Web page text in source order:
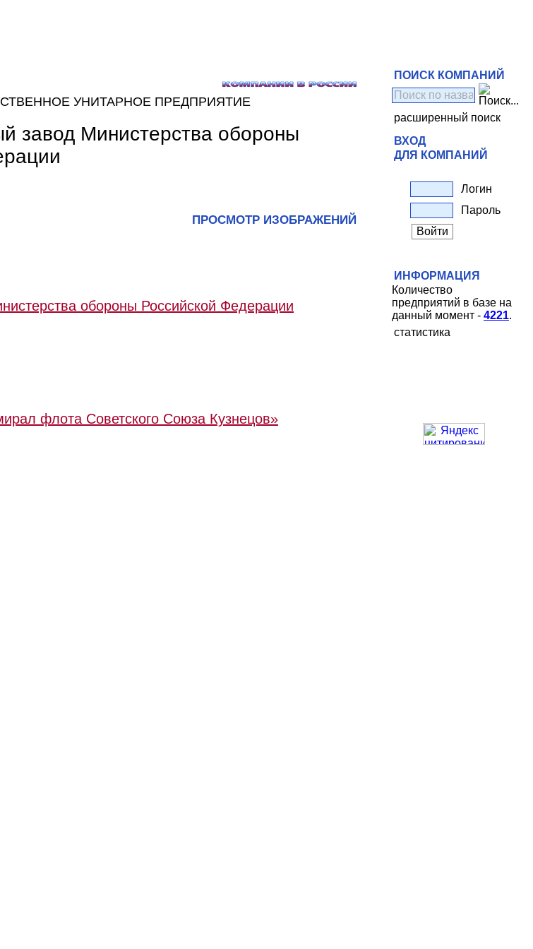
УНИТАРНОЕ ПРЕДПРИЯТИЕ
завод Министерства обороны
ПРОСМОТР ИЗОБРАЖЕНИЙ
обороны Российской Федерации
флота Советского Союза Кузнецов»
ПОИСК КОМПАНИЙ
расширенный поиск
ВХОД
ДЛЯ КОМПАНИЙ
Логин
Пароль
ИНФОРМАЦИЯ
Количество
предприятий в базе на
данный момент - 4221.
статистика